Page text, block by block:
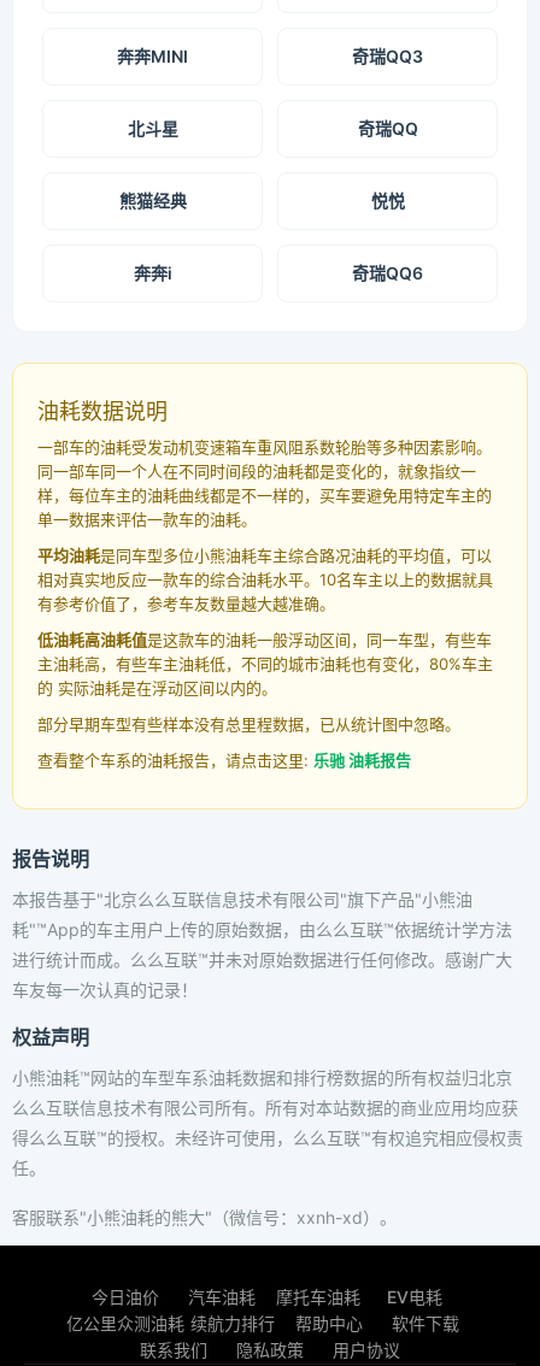
奔奔MINI 奇瑞QQ3
北斗星 奇瑞QQ
熊猫经典 悦悦
奔奔i 奇瑞QQ6
油耗数据说明
一部车的油耗受发动机变速箱车重风阻系数轮胎等多种因素影响。
同一部车同一个人在不同时间段的油耗都是变化的，就象指纹一
样，每位车主的油耗曲线都是不一样的，买车要避免用特定车主的
单一数据来评估一款车的油耗。
平均油耗是同车型多位小熊油耗车主综合路况油耗的平均值，可以
相对真实地反应一款车的综合油耗水平。10名车主以上的数据就具
有参考价值了，参考车友数量越大越准确。
低油耗高油耗值是这款车的油耗一般浮动区间，同一车型，有些车
主油耗高，有些车主油耗低，不同的城市油耗也有变化，80%车主
的 实际油耗是在浮动区间以内的。
部分早期车型有些样本没有总里程数据，已从统计图中忽略。
查看整个车系的油耗报告，请点击这里: 乐驰 油耗报告
报告说明
本报告基于"北京么么互联信息技术有限公司"旗下产品"小熊油
耗"™App的车主用户上传的原始数据，由么么互联™依据统计学方法
进行统计而成。么么互联™并未对原始数据进行任何修改。感谢广大
车友每一次认真的记录！
权益声明
小熊油耗™网站的车型车系油耗数据和排行榜数据的所有权益归北京
么么互联信息技术有限公司所有。所有对本站数据的商业应用均应获
得么么互联™的授权。未经许可使用，么么互联™有权追究相应侵权责
任。
客服联系"小熊油耗的熊大"（微信号：xxnh-xd）。
今日油价 汽车油耗 摩托车油耗
EV电耗
亿公里众测油耗 续航力排行 帮助中心
软件下载
联系我们
隐私政策 用户协议